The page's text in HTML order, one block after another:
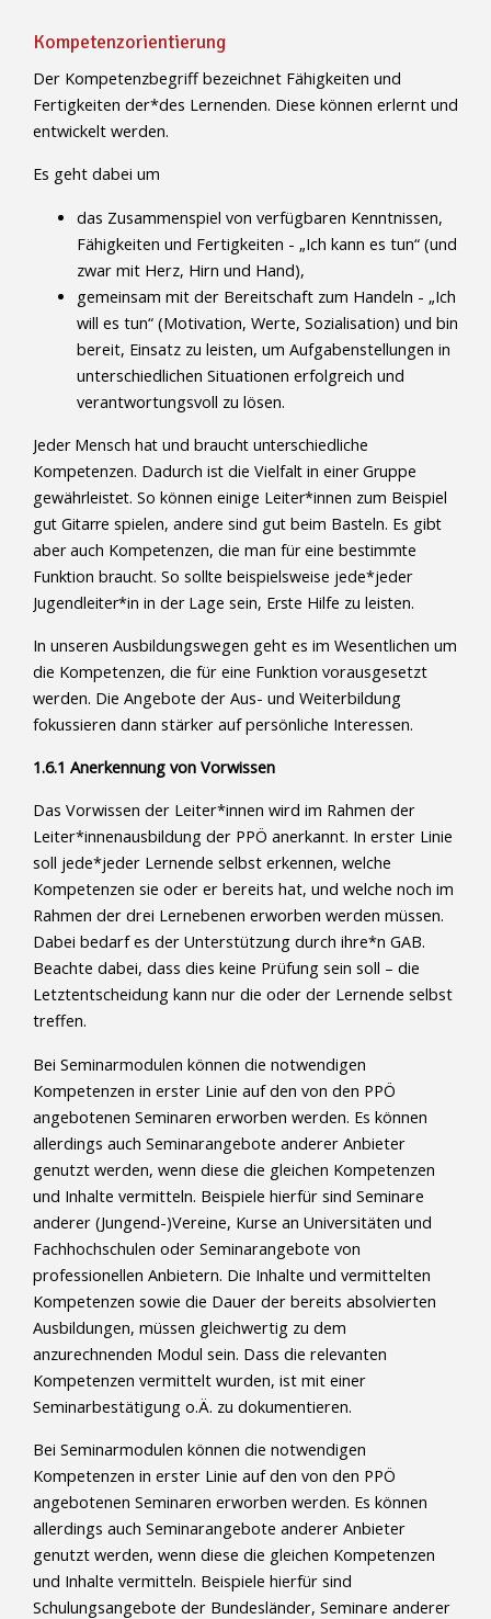
Kompetenzorientierung
Der Kompetenzbegriff bezeichnet Fähigkeiten und
Fertigkeiten der*des Lernenden. Diese können erlernt und
entwickelt werden.
Es geht dabei um
das Zusammenspiel von verfügbaren Kenntnissen,
Fähigkeiten und Fertigkeiten - „Ich kann es tun“ (und
zwar mit Herz, Hirn und Hand),
gemeinsam mit der Bereitschaft zum Handeln - „Ich
will es tun“ (Motivation, Werte, Sozialisation) und bin
bereit, Einsatz zu leisten, um Aufgabenstellungen in
unterschiedlichen Situationen erfolgreich und
verantwortungsvoll zu lösen.
Jeder Mensch hat und braucht unterschiedliche
Kompetenzen. Dadurch ist die Vielfalt in einer Gruppe
gewährleistet. So können einige Leiter*innen zum Beispiel
gut Gitarre spielen, andere sind gut beim Basteln. Es gibt
aber auch Kompetenzen, die man für eine bestimmte
Funktion braucht. So sollte beispielsweise jede*jeder
Jugendleiter*in in der Lage sein, Erste Hilfe zu leisten.
In unseren Ausbildungswegen geht es im Wesentlichen um
die Kompetenzen, die für eine Funktion vorausgesetzt
werden. Die Angebote der Aus- und Weiterbildung
fokussieren dann stärker auf persönliche Interessen.
1.6.1 Anerkennung von Vorwissen
Das Vorwissen der Leiter*innen wird im Rahmen der
Leiter*innenausbildung der PPÖ anerkannt. In erster Linie
soll jede*jeder Lernende selbst erkennen, welche
Kompetenzen sie oder er bereits hat, und welche noch im
Rahmen der drei Lernebenen erworben werden müssen.
Dabei bedarf es der Unterstützung durch ihre*n GAB.
Beachte dabei, dass dies keine Prüfung sein soll – die
Letztentscheidung kann nur die oder der Lernende selbst
treffen.
Bei Seminarmodulen können die notwendigen
Kompetenzen in erster Linie auf den von den PPÖ
angebotenen Seminaren erworben werden. Es können
allerdings auch Seminarangebote anderer Anbieter
genutzt werden, wenn diese die gleichen Kompetenzen
und Inhalte vermitteln. Beispiele hierfür sind Seminare
anderer (Jungend-)Vereine, Kurse an Universitäten und
Fachhochschulen oder Seminarangebote von
professionellen Anbietern. Die Inhalte und vermittelten
Kompetenzen sowie die Dauer der bereits absolvierten
Ausbildungen, müssen gleichwertig zu dem
anzurechnenden Modul sein. Dass die relevanten
Kompetenzen vermittelt wurden, ist mit einer
Seminarbestätigung o.Ä. zu dokumentieren.
Bei Seminarmodulen können die notwendigen
Kompetenzen in erster Linie auf den von den PPÖ
angebotenen Seminaren erworben werden. Es können
allerdings auch Seminarangebote anderer Anbieter
genutzt werden, wenn diese die gleichen Kompetenzen
und Inhalte vermitteln. Beispiele hierfür sind
Schulungsangebote der Bundesländer, Seminare anderer